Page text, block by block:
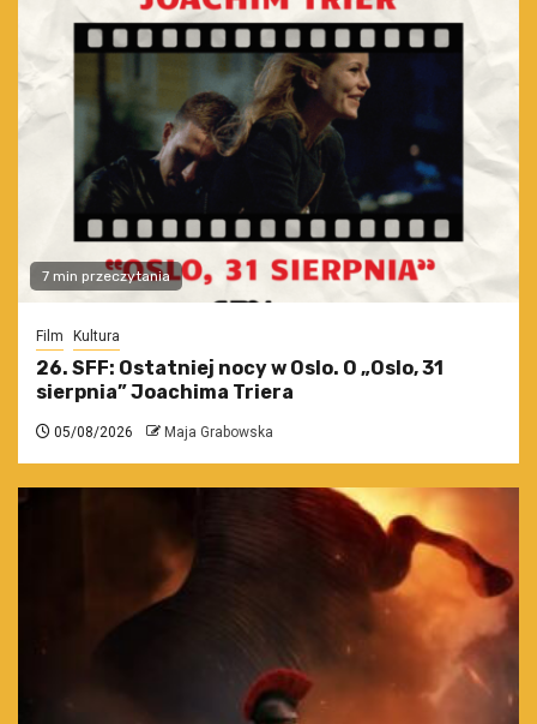
7 min przeczytania
Film Kultura
26. SFF: Ostatniej nocy w Oslo. O „Oslo, 31
sierpnia” Joachima Triera
05/08/2026 Maja Grabowska